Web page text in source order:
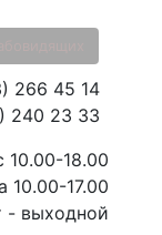
266 45 14
240 23 33
10.00-18.00
10.00-17.00
- выходной